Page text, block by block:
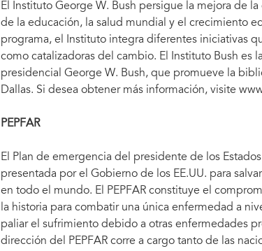
El Instituto George W. Bush persigue la mejora de
de la educación, la salud mundial y el crecimiento
programa, el Instituto integra diferentes iniciativas
como catalizadoras del cambio. El Instituto Bush es
presidencial George W. Bush, que promueve la
Dallas. Si desea obtener más información, visite
PEPFAR
El Plan de emergencia del presidente de los
presentada por el Gobierno de los EE.UU. para
en todo el mundo. El PEPFAR constituye el
la historia para combatir una única enfermedad a
paliar el sufrimiento debido a otras enfermedades
dirección del PEPFAR corre a cargo tanto de las